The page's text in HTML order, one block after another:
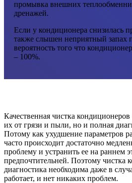
промывка внешних
дренажей.
Если у кондиционера снизилась
также слышен неприятный запах
вероятность того что
– 100%.
Качественная чистка кондиционеров
их от грязи и пыли, но и полная
Потому как ухудшение параметров
часто происходит достаточно
проблему и устранить ее на раннем
предпочтительней. Поэтому чистка
диагностика необходима даже в
работает, и нет никаких проблем.